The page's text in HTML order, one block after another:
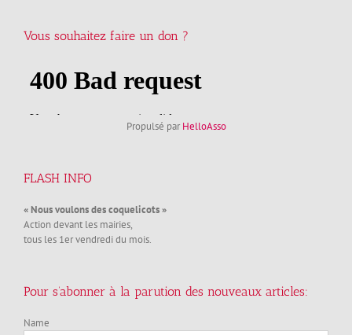
Vous souhaitez faire un don ?
Propulsé par HelloAsso
FLASH INFO
« Nous voulons des coquelicots »
Action devant les mairies,
tous les 1er vendredi du mois.
Pour s’abonner à la parution des nouveaux articles:
Name